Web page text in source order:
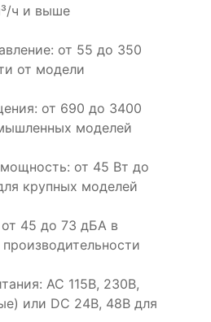
ч и выше
от 55 до 350
от модели
от 690 до 3400
моделей
от 45 Вт до
крупных моделей
45 до 73 дБА в
AC 115В, 230В,
или DC 24В, 48В для